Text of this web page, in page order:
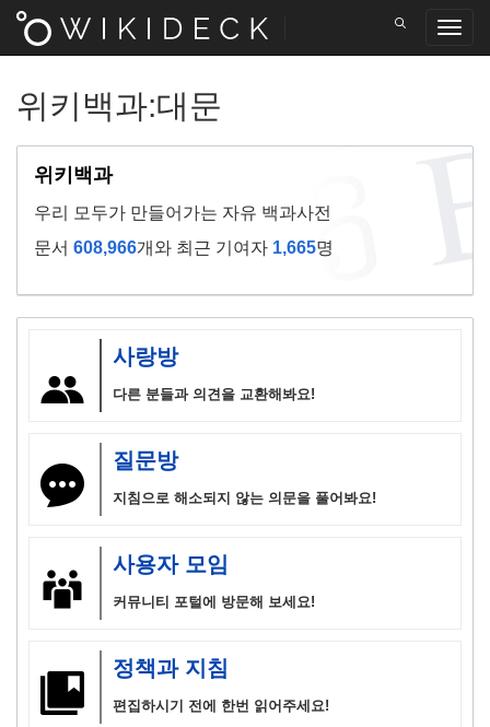
위키백과:대문
위키백과
우리 모두가 만들어가는 자유 백과사전
문서 608,966개와 최근 기여자 1,665명
사랑방
다른 분들과 의견을 교환해봐요!
질문방
지침으로 해소되지 않는 의문을 풀어봐요!
사용자 모임
커뮤니티 포털에 방문해 보세요!
정책과 지침
편집하시기 전에 한번 읽어주세요!